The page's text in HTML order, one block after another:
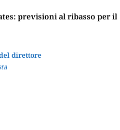
previsioni al ribasso per il
direttore